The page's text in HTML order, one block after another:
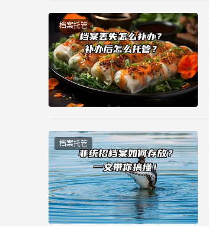
档案托管
档案托管